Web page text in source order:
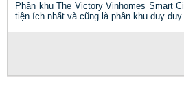
Phân khu The Victory Vinhomes Smart
tiện ích nhất và cũng là phân khu duy